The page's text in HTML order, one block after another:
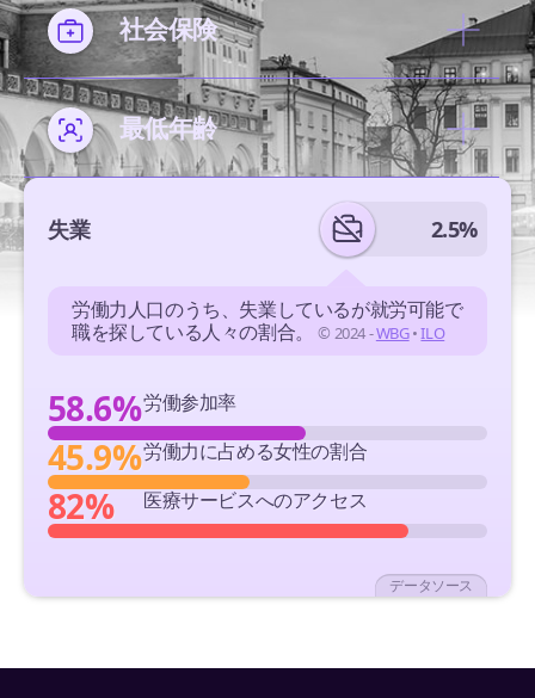
社会保険
最低年齢
失業 2.5%
労働力人口のうち、失業しているが就労可能で
職を探している人々の割合。© 2024 -WBG•ILO
58.6%労働参加率
45.9%労働力に占める女性の割合
82% 医療サービスへのアクセス
データソース